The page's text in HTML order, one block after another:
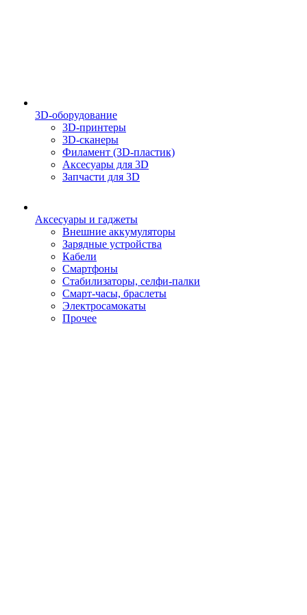
3D-оборудование
3D-принтеры
3D-сканеры
Филамент (3D-пластик)
Аксесуары для 3D
Запчасти для 3D
Аксесуары и гаджеты
Внешние аккумуляторы
Зарядные устройства
Кабели
Смартфоны
Стабилизаторы, селфи-палки
Смарт-часы, браслеты
Электросамокаты
Прочее